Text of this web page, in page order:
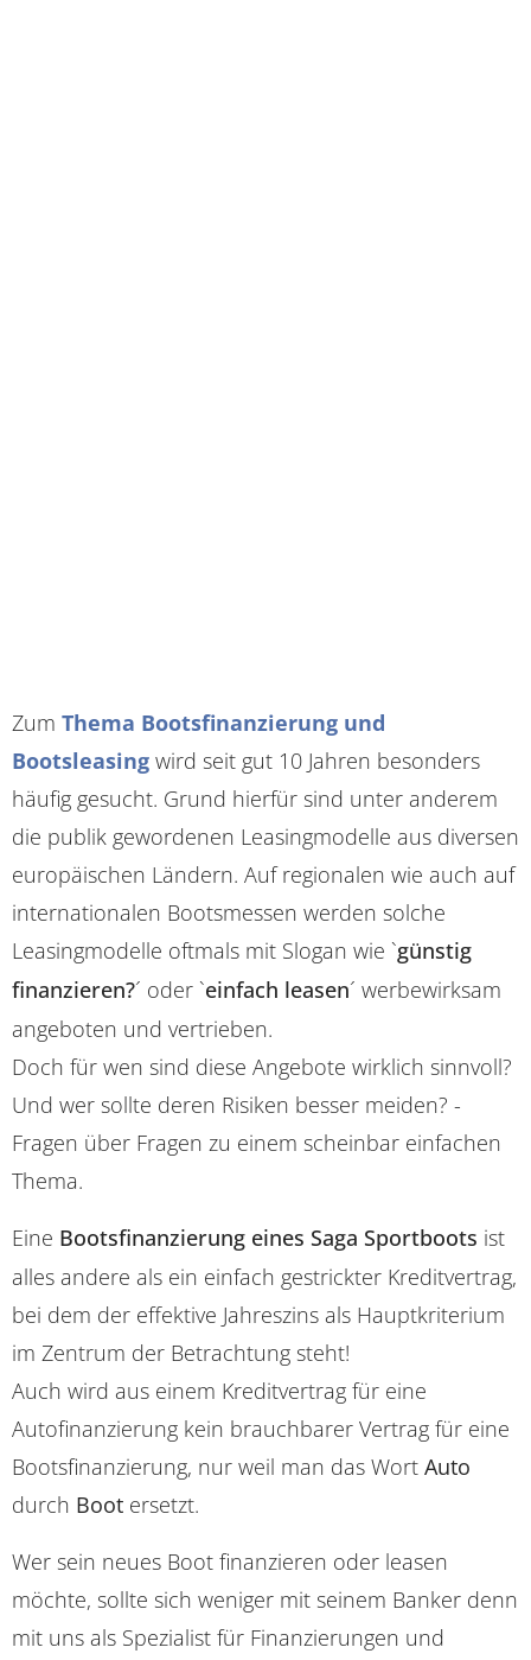
Zum Thema Bootsfinanzierung und
Bootsleasing wird seit gut 10 Jahren besonders
häufig gesucht. Grund hierfür sind unter anderem
die publik gewordenen Leasingmodelle aus diversen
europäischen Ländern. Auf regionalen wie auch auf
internationalen Bootsmessen werden solche
Leasingmodelle oftmals mit Slogan wie `günstig
finanzieren?´ oder `einfach leasen´ werbewirksam
angeboten und vertrieben.
Doch für wen sind diese Angebote wirklich sinnvoll?
Und wer sollte deren Risiken besser meiden? -
Fragen über Fragen zu einem scheinbar einfachen
Thema.
Eine Bootsfinanzierung eines Saga Sportboots ist
alles andere als ein einfach gestrickter Kreditvertrag,
bei dem der effektive Jahreszins als Hauptkriterium
im Zentrum der Betrachtung steht!
Auch wird aus einem Kreditvertrag für eine
Autofinanzierung kein brauchbarer Vertrag für eine
Bootsfinanzierung, nur weil man das Wort Auto
durch Boot ersetzt.
Wer sein neues Boot finanzieren oder leasen
möchte, sollte sich weniger mit seinem Banker denn
mit uns als Spezialist für Finanzierungen und